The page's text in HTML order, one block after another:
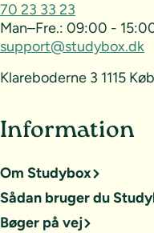
70 23 33 23
Man–Fre.: 09:00 -
support@studybox.dk
Klareboderne 3 1115
Information
Om Studybox
Sådan bruger du
Bøger på vej